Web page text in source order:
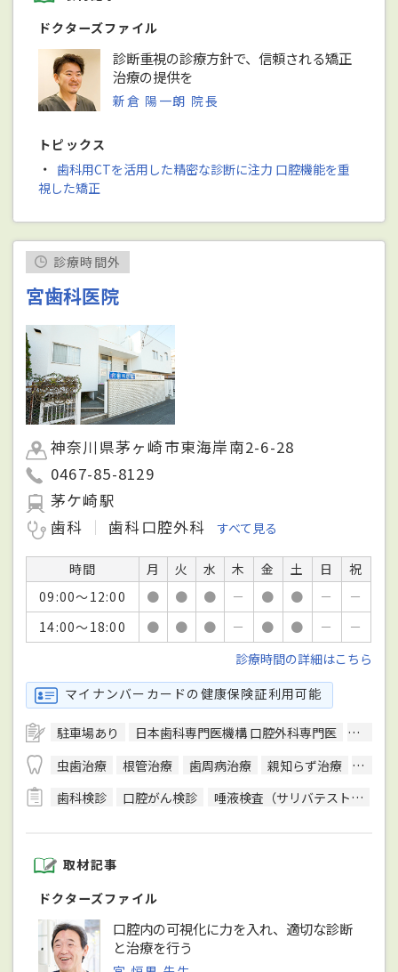
ドクターズファイル
診断重視の診療方針で、信頼される矯正
治療の提供を
新倉 陽一朗 院長
トピックス
・ 歯科用CTを活用した精密な診断に注力 口腔機能を重
視した矯正
診療時間外
宮歯科医院
神奈川県茅ヶ崎市東海岸南2-6-28
0467-85-8129
茅ケ崎駅
歯科
歯科口腔外科 すべて見る
時間 月 火 水 木 金 土 日
祝
09:00～12:00
● ● ● － ● ● －
－
14:00～18:00
● ● ● － ● ● －
－
診療時間の詳細はこちら
マイナンバーカードの健康保険証利用可能
駐車場あり 日本歯科専門医機構 口腔外科専門医
歯科用
虫歯治療
根管治療 歯周病治療 親知らず治療
顎関
歯科検診
口腔がん検診 唾液検査（サリバテスト）
取材記事
ドクターズファイル
口腔内の可視化に力を入れ、適切な診断
と治療を行う